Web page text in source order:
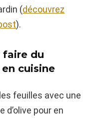
(découvrez
).
faire du
cuisine
feuilles avec une
d’olive pour en